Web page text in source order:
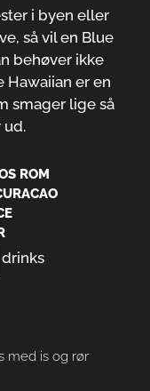
i byen eller
så vil en Blue
behøver ikke
Hawaiian er en
smager lige så
ud.
ROM
drinks
med is og rør